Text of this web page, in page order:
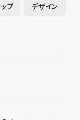
プ デザイン